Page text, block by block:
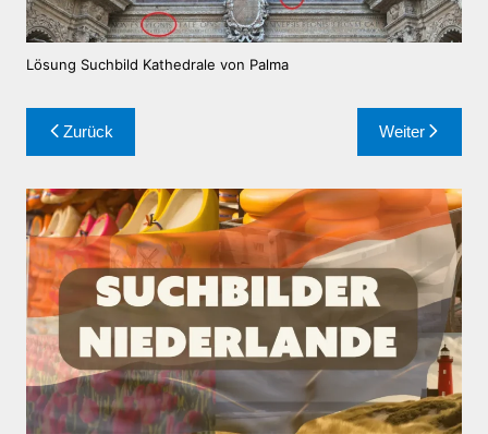
Lösung Suchbild Kathedrale von Palma
Beitragsnavigation
Zurück Weiter